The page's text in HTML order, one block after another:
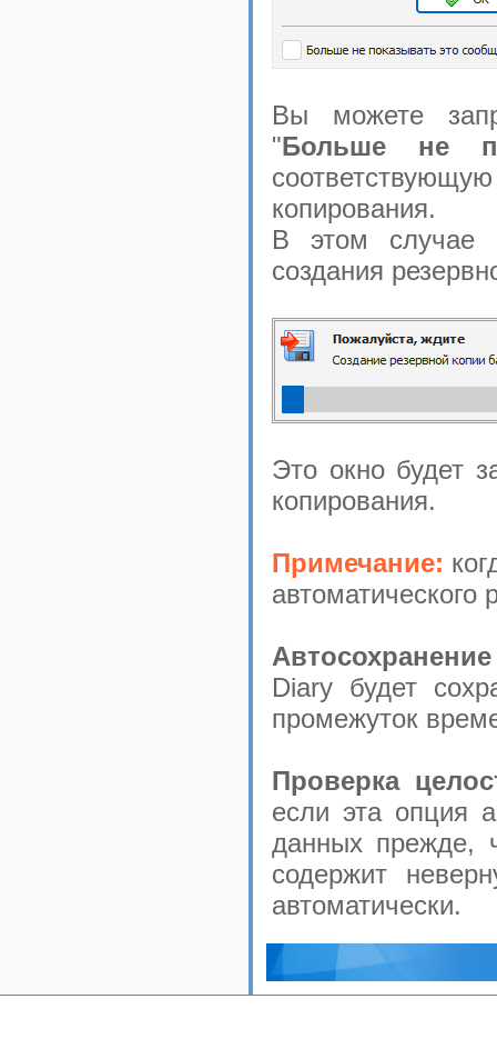
Вы можете
"Больше не
копирования.
В этом случае
создания
Это окно будет
копирования.
Примечание:
автоматического
Diary будет
промежуток
Проверка
если эта опция
данных прежде,
содержит
автоматически.